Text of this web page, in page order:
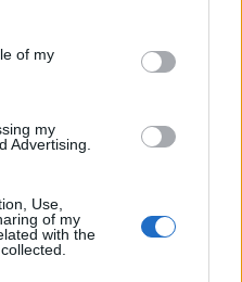
of my
my
Advertising.
Use,
of my
with the
σε επτά πόλεις της